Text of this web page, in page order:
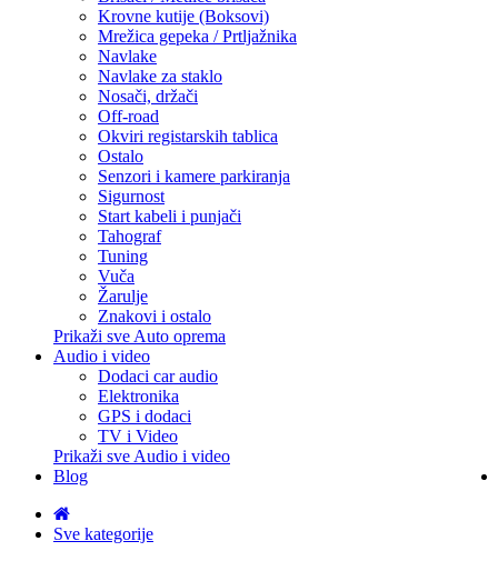
Krovne kutije (Boksovi)
Mrežica gepeka / Prtljažnika
Navlake
Navlake za staklo
Nosači, držači
Off-road
Okviri registarskih tablica
Ostalo
Senzori i kamere parkiranja
Sigurnost
Start kabeli i punjači
Tahograf
Tuning
Vuča
Žarulje
Znakovi i ostalo
Prikaži sve Auto oprema
Audio i video
Dodaci car audio
Elektronika
GPS i dodaci
TV i Video
Prikaži sve Audio i video
Blog
Sve kategorije